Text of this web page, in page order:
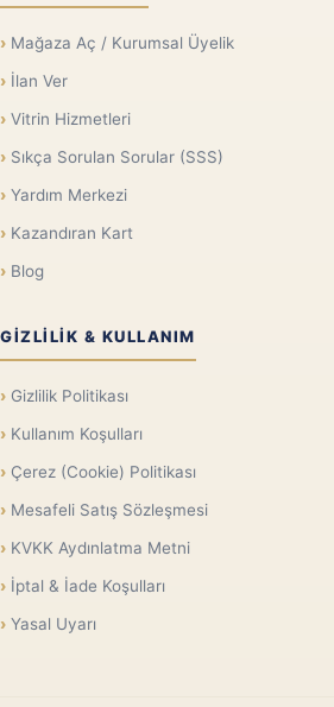
Mağaza Aç / Kurumsal Üyelik
İlan Ver
Vitrin Hizmetleri
Sıkça Sorulan Sorular (SSS)
Yardım Merkezi
Kazandıran Kart
Blog
GIZLILIK & KULLANIM
Gizlilik Politikası
Kullanım Koşulları
Çerez (Cookie) Politikası
Mesafeli Satış Sözleşmesi
KVKK Aydınlatma Metni
İptal & İade Koşulları
Yasal Uyarı